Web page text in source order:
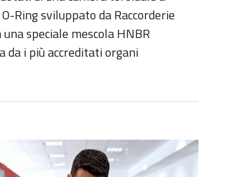
Ring sviluppato da Raccorderie
speciale mescola HNBR
da i più accreditati organi